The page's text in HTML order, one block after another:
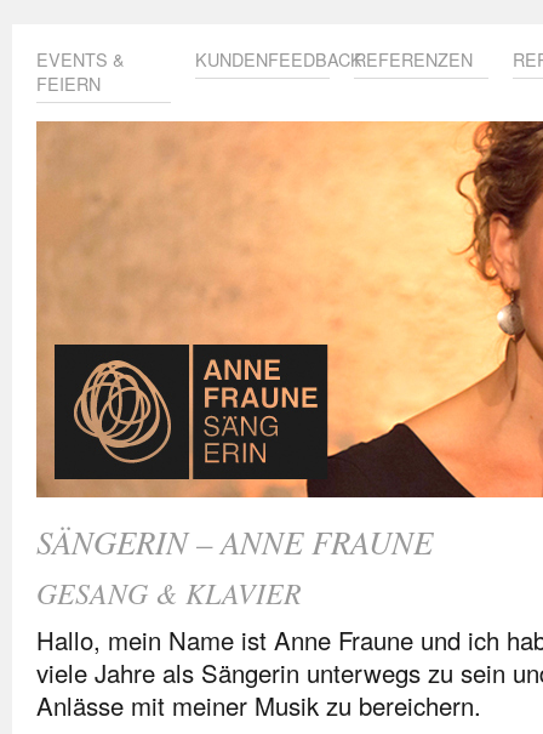
EVENTS &
FEIERN
KUNDENFEEDBACKREFERENZEN
SÄNGERIN – ANNE FRAUNE
GESANG & KLAVIER
Hallo, mein Name ist Anne Fraune und ich
viele Jahre als Sängerin unterwegs zu sein
Anlässe mit meiner Musik zu bereichern.